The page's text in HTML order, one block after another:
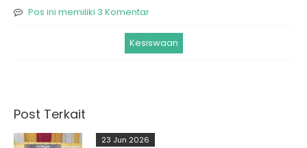
Pos ini memiliki 3 Komentar
Kesiswaan
Post Terkait
23 Jun 2026